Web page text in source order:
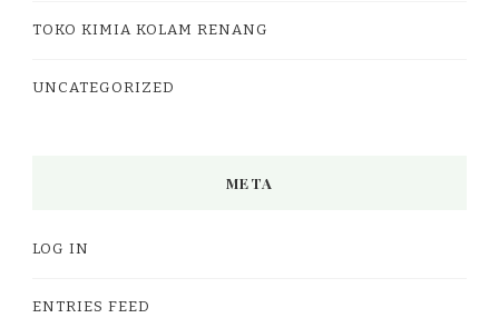
TOKO KIMIA KOLAM RENANG
UNCATEGORIZED
META
LOG IN
ENTRIES FEED